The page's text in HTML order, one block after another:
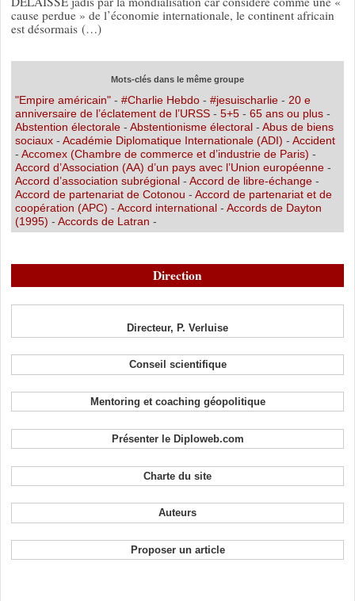
cause perdue » de l’économie internationale, le continent africain
est désormais (…)
Mots-clés dans le même groupe
"Empire américain"- #Charlie Hebdo- #jesuischarlie- 20 e
anniversaire de l’éclatement de l’URSS- 5+5- 65 ans ou plus-
Abstention électorale- Abstentionisme électoral- Abus de biens
sociaux- Académie Diplomatique Internationale (ADI) - Accident
- Accomex (Chambre de commerce et d’industrie de Paris) -
Accord d’Association (AA) d’un pays avec l’Union européenne-
Accord d’association subrégional- Accord de libre-échange-
Accord de partenariat de Cotonou - Accord de partenariat et de
coopération (APC) - Accord international- Accords de Dayton
(1995) - Accords de Latran -
Direction
Directeur, P. Verluise
Conseil scientifique
Mentoring et coaching géopolitique
Présenter le Diploweb.com
Charte du site
Auteurs
Proposer un article